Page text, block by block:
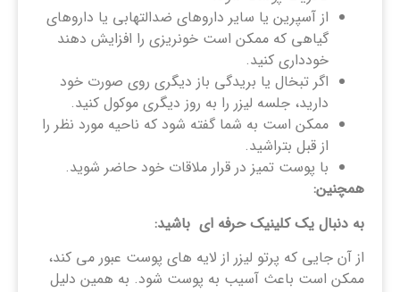
از آسپرین یا سایر داروهای ضدالتهابی یا داروهای
گیاهی که ممکن است خونریزی را افزایش دهند
خودداری کنید.
اگر تبخال یا بریدگی باز دیگری روی صورت خود
دارید، جلسه لیزر را به روز دیگری موکول کنید.
ممکن است به شما گفته شود که ناحیه مورد نظر را
از قبل بتراشید.
با پوست تمیز در قرار ملاقات خود حاضر شوید.
همچنین:
به دنبال یک کلینیک حرفه ای باشید:
از آن جایی که پرتو لیزر از لایه های پوست عبور می کند،
ممکن است باعث آسیب به پوست شود. به همین دلیل